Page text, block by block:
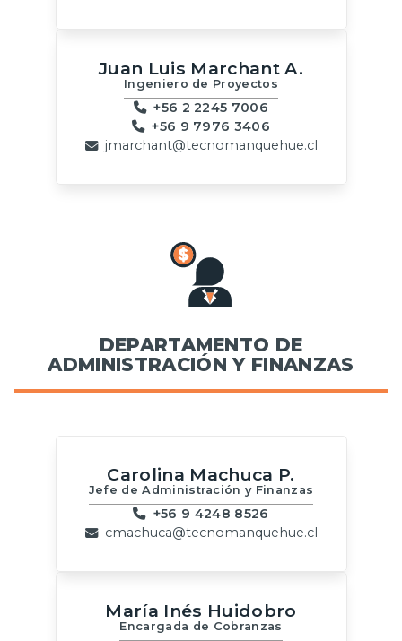
Juan Luis Marchant A.
Ingeniero de Proyectos
+56 2 2245 7006
+56 9 7976 3406
jmarchant@tecnomanquehue.cl
DEPARTAMENTO DE
ADMINISTRACIÓN Y FINANZAS
Carolina Machuca P.
Jefe de Administración y Finanzas
+56 9 4248 8526
cmachuca@tecnomanquehue.cl
María Inés Huidobro
Encargada de Cobranzas